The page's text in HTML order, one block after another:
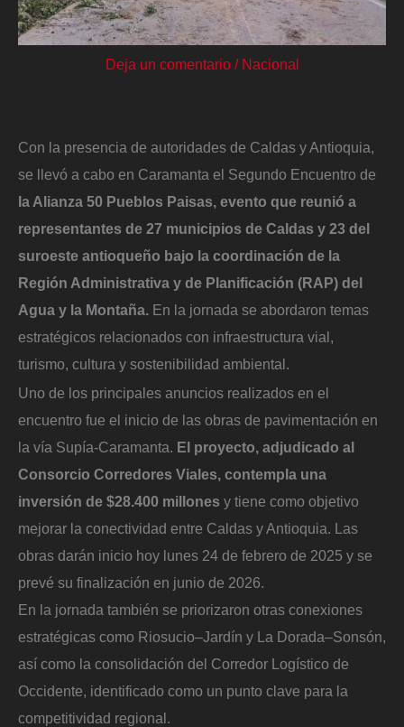
Deja un comentario / Nacional
Con la presencia de autoridades de Caldas y Antioquia,
se llevó a cabo en Caramanta el Segundo Encuentro de
la Alianza 50 Pueblos Paisas, evento que reunió a
representantes de 27 municipios de Caldas y 23 del
suroeste antioqueño bajo la coordinación de la
Región Administrativa y de Planificación (RAP) del
Agua y la Montaña. En la jornada se abordaron temas
estratégicos relacionados con infraestructura vial,
turismo, cultura y sostenibilidad ambiental.
Uno de los principales anuncios realizados en el
encuentro fue el inicio de las obras de pavimentación en
la vía Supía-Caramanta. El proyecto, adjudicado al
Consorcio Corredores Viales, contempla una
inversión de $28.400 millones y tiene como objetivo
mejorar la conectividad entre Caldas y Antioquia. Las
obras darán inicio hoy lunes 24 de febrero de 2025 y se
prevé su finalización en junio de 2026.
En la jornada también se priorizaron otras conexiones
estratégicas como Riosucio–Jardín y La Dorada–Sonsón,
así como la consolidación del Corredor Logístico de
Occidente, identificado como un punto clave para la
competitividad regional.